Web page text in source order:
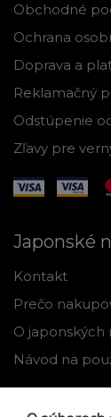
Obchodné
Ochrana
Doprava a
Reklamačný
Odstúpenie
Zľavy pre
Japonské
Kontakt
Prečo
O japonských
Návod na